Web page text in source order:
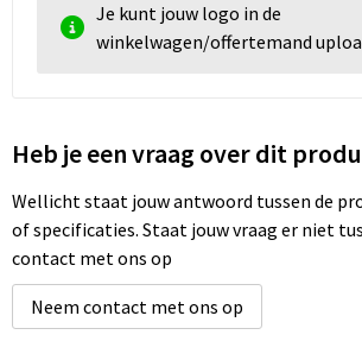
Je kunt jouw logo in de
winkelwagen/offertemand
Heb je een vraag over dit
Wellicht staat jouw antwoord tussen de
of specificaties. Staat jouw vraag er niet
contact met ons op
Neem contact met ons op